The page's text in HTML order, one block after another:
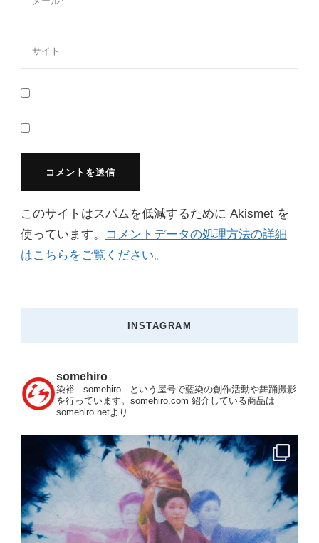
このサイトはスパムを低減するために Akismet を
使っています。
コメントデータの処理方法の詳細
はこちらをご覧ください。
INSTAGRAM
somehiro
染裕 - somehiro - という屋号で藍染の創作活動や舞踊撮影
を行っています。somehiro.com 紹介している商品は
somehiro.netより